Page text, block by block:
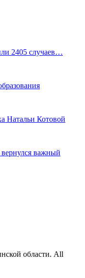
2405 случаев…
Натальи Котовой
важный
области. All